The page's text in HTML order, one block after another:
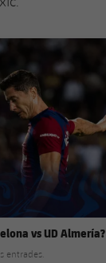
vs UD Almería?
entrades.